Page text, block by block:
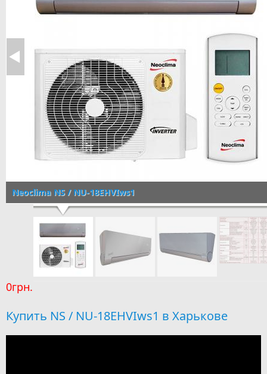
Neoclima NS / NU-18EHVIws1
0грн.
Купить NS / NU-18EHVIws1 в Харькове